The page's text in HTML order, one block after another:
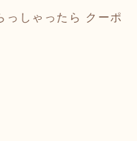
っしゃったら クーポ